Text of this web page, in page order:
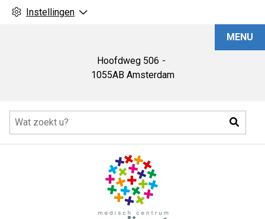
Instellingen
Hoofdweg 506
1055AB Amsterdam
MENU